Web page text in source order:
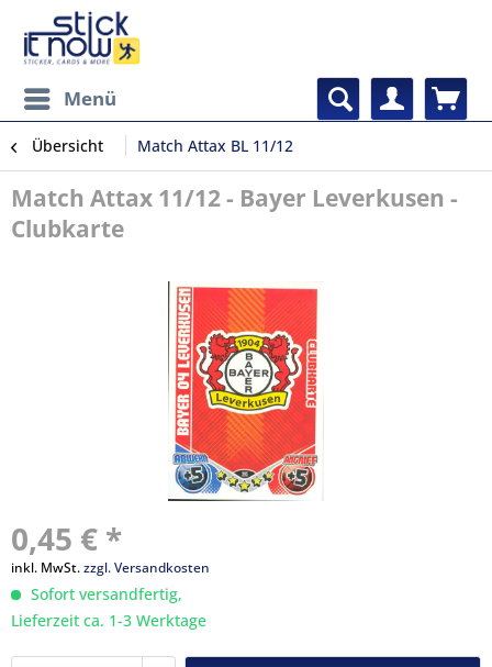
Menü
Übersicht Match Attax BL 11/12
Match Attax 11/12 - Bayer Leverkusen -
Clubkarte
0,45 € *
inkl. MwSt.zzgl. Versandkosten
Sofort versandfertig,
Lieferzeit ca. 1-3 Werktage